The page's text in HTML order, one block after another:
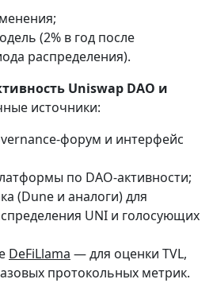
(2% в год после
распределения).
Uniswap DAO и
источники:
форум и интерфейс
по DAO-активности;
(Dune и аналоги) для
UNI и голосующих
DeFiLlama — для оценки TVL,
протокольных метрик.